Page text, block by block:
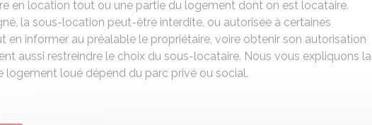
en location tout ou une partie du logement dont on est locataire.
la sous-location peut-être interdite, ou autorisée à certaines
en informer au préalable le propriétaire, voire obtenir son autorisation
aussi restreindre le choix du sous-locataire. Nous vous expliquons la
logement loué dépend du parc privé ou social.